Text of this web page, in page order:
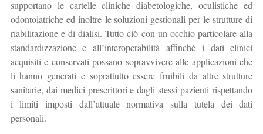
supportano le cartelle cliniche diabetologiche, oculistiche ed
odontoiatriche ed inoltre le soluzioni gestionali per le strutture di
riabilitazione e di dialisi. Tutto ciò con un occhio particolare alla
standardizzazione e all’interoperabilità affinchè i dati clinici
acquisiti e conservati possano sopravvivere alle applicazioni che
li hanno generati e soprattutto essere fruibili da altre strutture
sanitarie, dai medici prescrittori e dagli stessi pazienti rispettando
i limiti imposti dall’attuale normativa sulla tutela dei dati
personali.